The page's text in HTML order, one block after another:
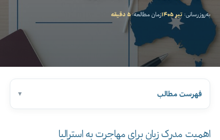
به‌روزرسانی: تیر ۱۴۰۵ زمان مطالعه:۵ دقیقه
فهرست مطالب
اهمیت مدرک زبان برای مهاجرت به استرالیا